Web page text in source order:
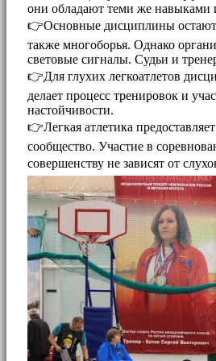
они обладают теми же
👉Основные дисциплины
также многоборья. Однако
световые сигналы. Судьи и
👉Для глухих легкоатлетов
делает процесс тренировок и
настойчивости.
👉Легкая атлетика
сообщество. Участие в
совершенству не зависят от